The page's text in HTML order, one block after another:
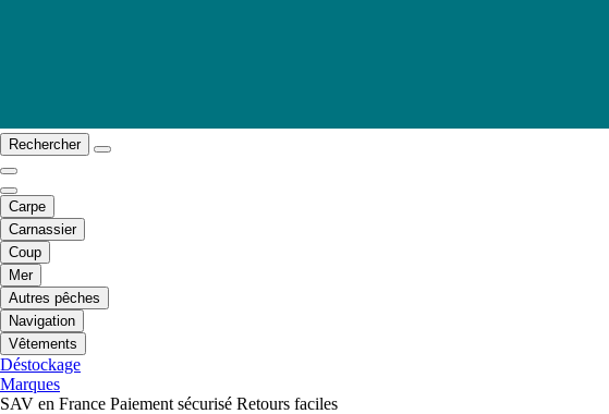
Rechercher
Carpe
Carnassier
Coup
Mer
Autres pêches
Navigation
Vêtements
Déstockage
Marques
SAV en France Paiement sécurisé Retours faciles